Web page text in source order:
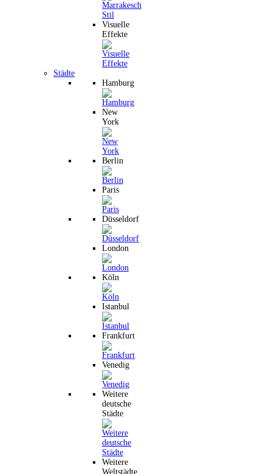
Visuelle
Effekte
Städte
Hamburg
New
York
Berlin
Paris
Düsseldorf
London
Köln
Istanbul
Frankfurt
Venedig
Weitere
deutsche
Städte
Weitere
Weltstädte